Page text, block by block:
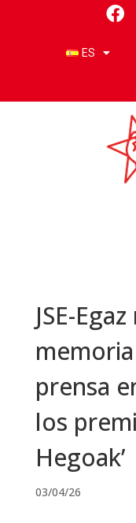
ES
JSE-
prensa
los
Hegoak’
03/04/26